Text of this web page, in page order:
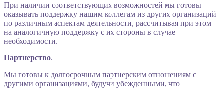
При наличии соответствующих возможностей мы готовы
оказывать поддержку нашим коллегам из других организаций
по различным аспектам деятельности, рассчитывая при этом
на аналогичную поддержку с их стороны в случае
необходимости.
Партнерство.
Мы готовы к долгосрочным партнерским отношениям с
другими организациями, будучи убежденными, что